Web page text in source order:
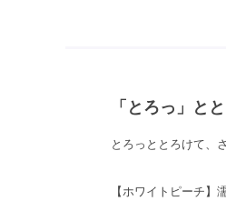
「とろっ」と
とろっととろけて、
【ホワイトピーチ